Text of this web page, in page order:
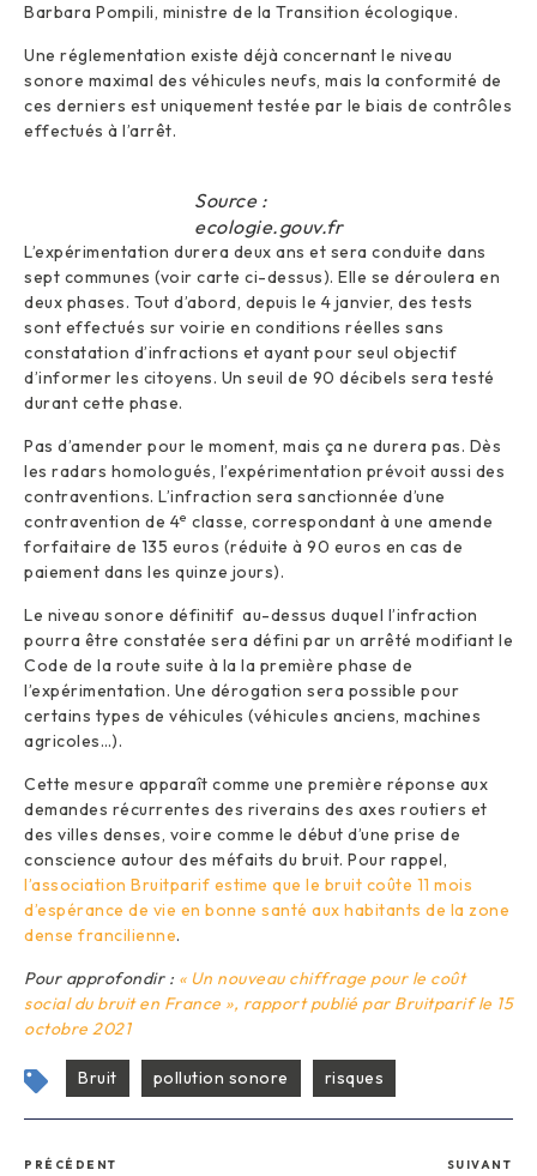
Barbara Pompili, ministre de la Transition écologique.
Une réglementation existe déjà concernant le niveau
sonore maximal des véhicules neufs, mais la conformité de
ces derniers est uniquement testée par le biais de contrôles
effectués à l’arrêt.
Source :
ecologie.gouv.fr
L’expérimentation durera deux ans et sera conduite dans
sept communes (voir carte ci-dessus). Elle se déroulera en
deux phases. Tout d’abord, depuis le 4 janvier, des tests
sont effectués sur voirie en conditions réelles sans
constatation d’infractions et ayant pour seul objectif
d’informer les citoyens. Un seuil de 90 décibels sera testé
durant cette phase.
Pas d’amender pour le moment, mais ça ne durera pas. Dès
les radars homologués, l’expérimentation prévoit aussi des
contraventions. L’infraction sera sanctionnée d’une
contravention de 4e classe, correspondant à une amende
forfaitaire de 135 euros (réduite à 90 euros en cas de
paiement dans les quinze jours).
Le niveau sonore définitif au-dessus duquel l’infraction
pourra être constatée sera défini par un arrêté modifiant le
Code de la route suite à la la première phase de
l’expérimentation. Une dérogation sera possible pour
certains types de véhicules (véhicules anciens, machines
agricoles…).
Cette mesure apparaît comme une première réponse aux
demandes récurrentes des riverains des axes routiers et
des villes denses, voire comme le début d’une prise de
conscience autour des méfaits du bruit. Pour rappel,
l’association Bruitparif estime que le bruit coûte 11 mois
d’espérance de vie en bonne santé aux habitants de la zone
dense francilienne.
Pour approfondir : « Un nouveau chiffrage pour le coût
social du bruit en France », rapport publié par Bruitparif le 15
octobre 2021
Bruit pollution sonore risques
PRÉCÉDENT SUIVANT